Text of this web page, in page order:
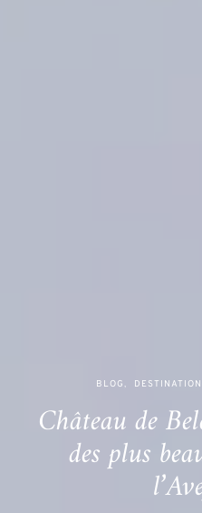
BLOG
Château de
des plus